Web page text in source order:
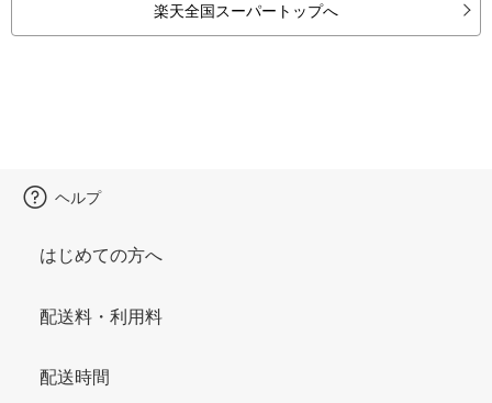
楽天全国スーパートップへ
ヘルプ
はじめての方へ
配送料・利用料
配送時間